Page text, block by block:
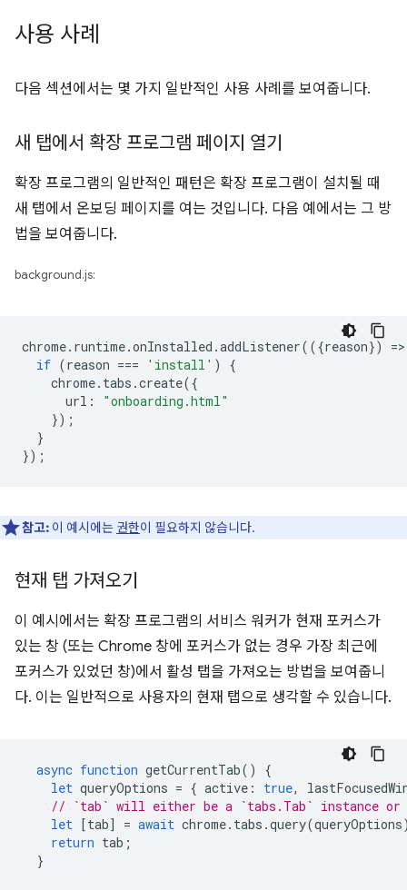
사용 사례
다음 섹션에서는 몇 가지 일반적인 사용 사례를 보여줍니다.
새 탭에서 확장 프로그램 페이지 열기
확장 프로그램의 일반적인 패턴은 확장 프로그램이 설치될 때
새 탭에서 온보딩 페이지를 여는 것입니다. 다음 예에서는 그 방
법을 보여줍니다.
background.js:
chrome. runtime.onInstalled .addListener(({reason}) =>
if (reason === 'install' )
{
chrome. tabs .create({
url :
"onboarding.html"
});
}
});
참고: 이 예시에는 권한이 필요하지 않습니다.
현재 탭 가져오기
이 예시에서는 확장 프로그램의 서비스 워커가 현재 포커스가
있는 창 (또는 Chrome 창에 포커스가 없는 경우 가장 최근에
포커스가 있었던 창)에서 활성 탭을 가져오는 방법을 보여줍니
다. 이는 일반적으로 사용자의 현재 탭으로 생각할 수 있습니다.
async function getCurrentTab()
{
let queryOptions = { active : true,
// `tab` will either be a `tabs.Tab` instance or
let [tab] = await chrome. tabs .query(queryOptions
return tab ;
}